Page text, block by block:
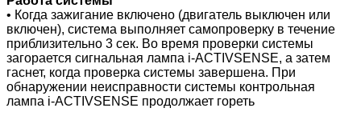
• Когда зажигание включено (двигатель выключен или
включен), система выполняет самопроверку в течение
приблизительно 3 сек. Во время проверки системы
загорается сигнальная лампа i-ACTIVSENSE, а затем
гаснет, когда проверка системы завершена. При
обнаружении неисправности системы контрольная
лампа i-ACTIVSENSE продолжает гореть